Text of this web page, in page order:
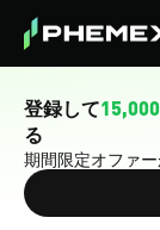
登録して
る
期間限定オファ